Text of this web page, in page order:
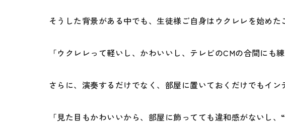
そうした背景がある中でも、生徒様ご自身はウクレレを始め
「ウクレレって軽いし、かわいいし、テレビのCMの合間に
さらに、演奏するだけでなく、部屋に置いておくだけでもイ
「見た目もかわいいから、部屋に飾ってても違和感がないし